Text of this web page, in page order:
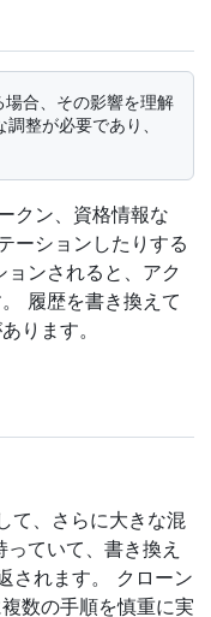
整が必要であり、
クン、資格情報な
ーションしたりする
ンされると、アク
履歴を書き換えて
ります。
て、さらに大きな混
ていて、書き換え
されます。 クローン
数の手順を慎重に実